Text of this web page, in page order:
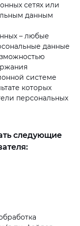
сетях или
данным
– любые
данные
системе
которых
персональных
следующие